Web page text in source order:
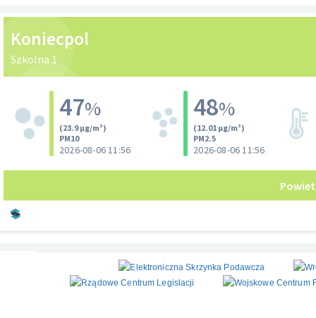
Zakola rzeki Pilicy
Zalew rekreacyjny